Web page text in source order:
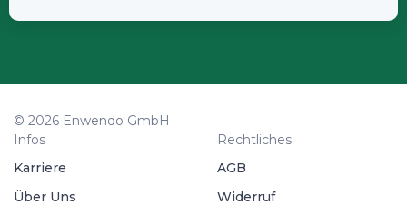
© 2026 Enwendo GmbH
Infos
Karriere
Über Uns
Rechtliches
AGB
Widerruf